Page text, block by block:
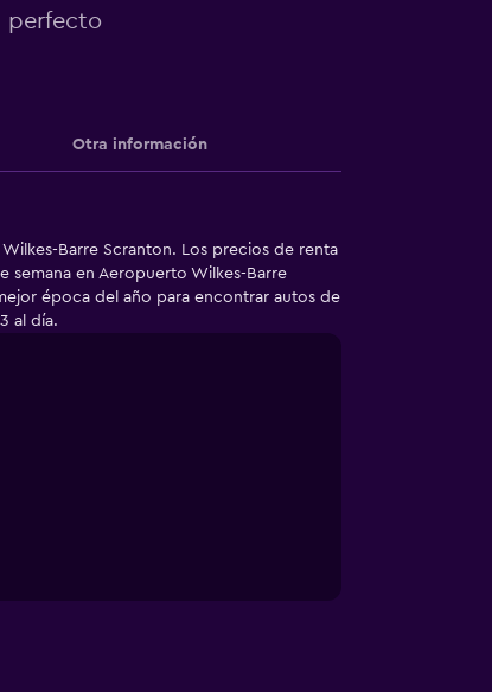
perfecto
Otra información
Barre Scranton. Los precios de renta
en Aeropuerto Wilkes-Barre
época del año para encontrar autos de
al día.